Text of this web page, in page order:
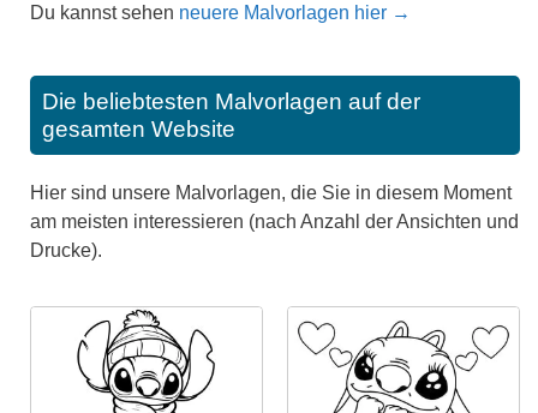
Du kannst sehen neuere Malvorlagen hier →
Die beliebtesten Malvorlagen auf der
gesamten Website
Hier sind unsere Malvorlagen, die Sie in diesem Moment
am meisten interessieren (nach Anzahl der Ansichten und
Drucke).